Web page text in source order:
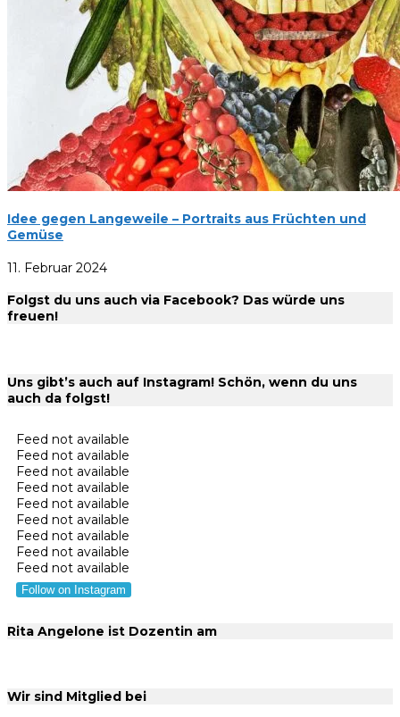
Idee gegen Langeweile – Portraits aus Früchten und
Gemüse
11. Februar 2024
Folgst du uns auch via Facebook? Das würde uns
freuen!
Uns gibt’s auch auf Instagram! Schön, wenn du uns
auch da folgst!
Feed not available
Feed not available
Feed not available
Feed not available
Feed not available
Feed not available
Feed not available
Feed not available
Feed not available
Follow on Instagram
Rita Angelone ist Dozentin am
Wir sind Mitglied bei